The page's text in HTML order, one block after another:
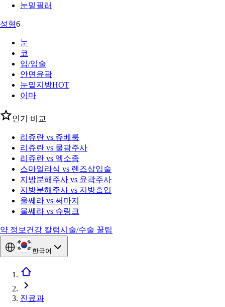
눈밑필러
성형6
눈
코
입/입술
안면윤곽
눈밑지방HOT
이마
인기 비교
리쥬란 vs 쥬베룩
리쥬란 vs 물광주사
리쥬란 vs 엑소좀
스마일라식 vs 렌즈삽입술
지방분해주사 vs 윤곽주사
지방분해주사 vs 지방흡입
울쎄라 vs 써마지
울쎄라 vs 슈링크
약 정보 건강 칼럼시술/수술 꿀팁
한국어
진료과